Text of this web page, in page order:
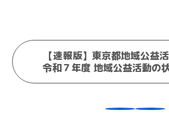
【速報版】東京都地域公益
令和７年度 地域公益活動の